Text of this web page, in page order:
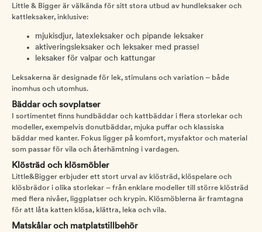
Little & Bigger är välkända för sitt stora utbud av hundleksaker och
kattleksaker, inklusive:
mjukisdjur, latexleksaker och pipande leksaker
aktiveringsleksaker och leksaker med prassel
leksaker för valpar och kattungar
Leksakerna är designade för lek, stimulans och variation – både
inomhus och utomhus.
Bäddar och sovplatser
I sortimentet finns hundbäddar och kattbäddar i flera storlekar och
modeller, exempelvis donutbäddar, mjuka puffar och klassiska
bäddar med kanter. Fokus ligger på komfort, mysfaktor och material
som passar för vila och återhämtning i vardagen.
Klösträd och klösmöbler
Little&Bigger erbjuder ett stort urval av klösträd, klöspelare och
klösbrädor i olika storlekar – från enklare modeller till större klösträd
med flera nivåer, liggplatser och krypin. Klösmöblerna är framtagna
för att låta katten klösa, klättra, leka och vila.
Matskålar och matplatstillbehör